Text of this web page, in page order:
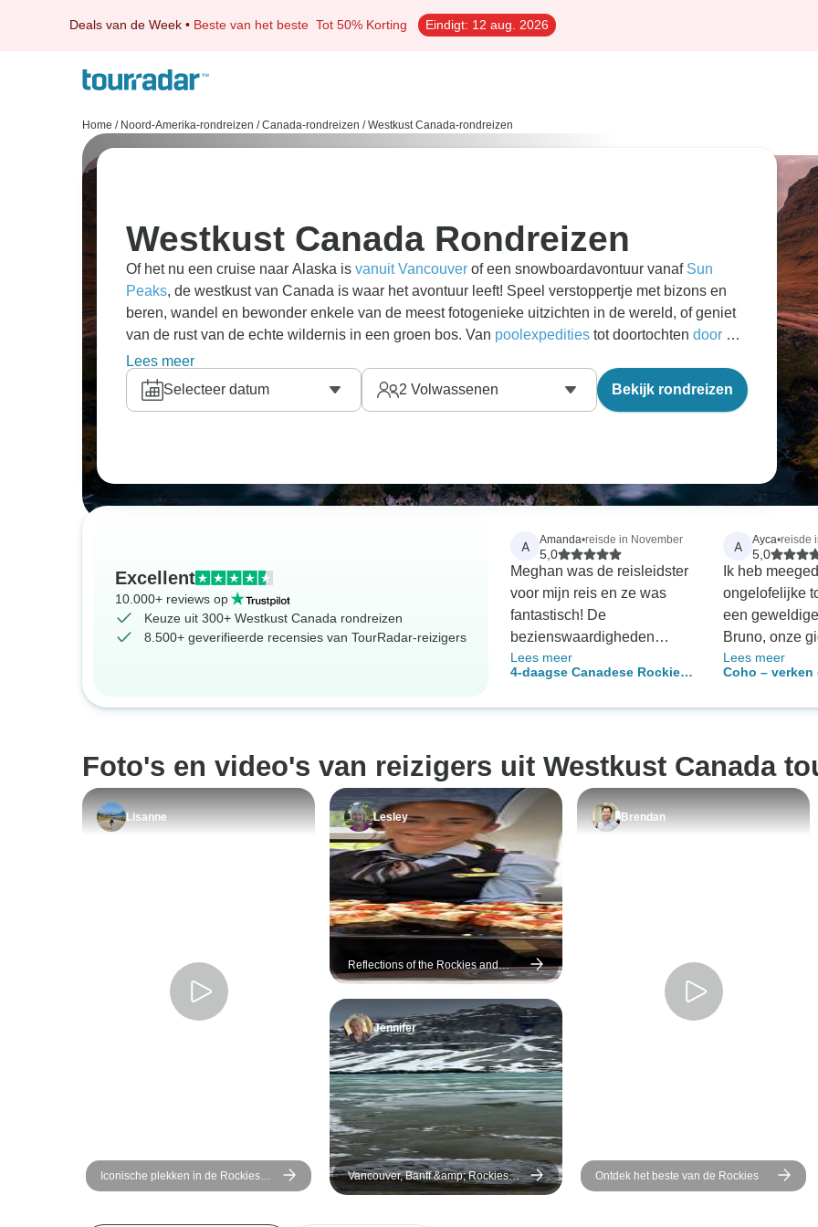
Deals van de Week • Beste van het beste Tot 50% Korting Eindigt: 12 aug. 2026
Home / Noord-Amerika-rondreizen / Canada-rondreizen / Westkust Canada-rondreizen
Westkust Canada Rondreizen
Of het nu een cruise naar Alaska is vanuit Vancouver of een snowboardavontuur vanaf Sun
Peaks, de westkust van Canada is waar het avontuur leeft! Speel verstoppertje met bizons en
beren, wandel en bewonder enkele van de meest fotogenieke uitzichten in de wereld, of geniet
van de rust van de echte wildernis in een groen bos. Van poolexpedities tot doortochten door de
Rocky Mountains
Lees meer
Selecteer datum
2 Volwassenen Bekijk rondreizen
Excellent
10.000+ reviews op
Keuze uit 300+ Westkust Canada rondreizen
8.500+ geverifieerde recensies van TourRadar-reizigers
A Amanda•reisde in November
5,0
Meghan was de reisleidster
voor mijn reis en ze was
fantastisch! De
bezienswaardigheden
waren prachtig, en Meghan
zorgde ervoor dat we
achtergronden van de
plaatsen... en zorgde er ook
voor dat we alle voorwerpen
op onze bingokaarten te
zien kregen. De groep
rondleiders varieerde van
10-94 maar de meerderheid
was in de 20-30, en er was
voor elk wat wils. Ook als je
alleen reist is deze
rondleiding een prima optie!
Het leuke van tochten is dat
je altijd reist met mensen
die willen verkennen, maar
ook vrienden maken! Dus
aan het eind van de reis heb
ontmoet uit zo veel
verschillende plaatsen. Als
je nog niet in Banff geweest
Lees meer
4-daagse Canadese Rockies
A Ayca•reisde
5,0
Ik heb
ongelofelijke
een
Bruno, onze
uitzonderlijk.
petten op als
bekijken,
voelde als een
ontmoette
mensen van
wereld en
essentie van
tijdens deze
me
natuur
tour, kijkend
en de maan
Lees meer
Coho –
Foto's en video's van reizigers uit Westkust Canada
Lisanne
Iconische plekken in de Rockies
van West-Canada – 8 dagen
Lesley
Reflections of the Rockies and
Alaska Cruise Victoria →
Vancouver (2026)
Jennifer
Vancouver, Banff &amp; Rockies
Zomer - 5 dagen
Brendan
Ontdek het beste van de Rockies